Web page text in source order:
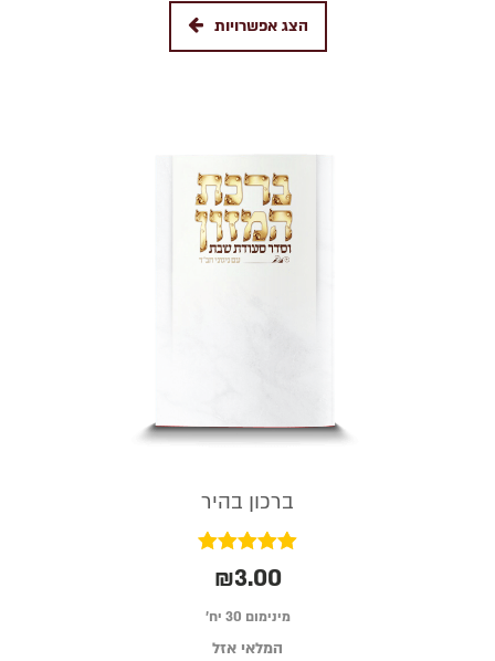
הצג אפשרויות
ברכון בהיר
דורג
5.00
₪3.00
מינימום 30 יח׳
המלאי אזל